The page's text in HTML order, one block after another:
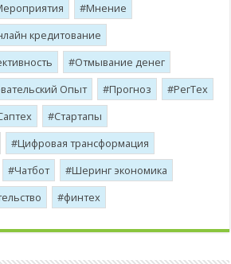
Мнение
кредитование
Отмывание денег
Опыт Прогноз
РегТех
Стартапы
Цифровая трансформация
Чатбот
Шеринг экономика
финтех